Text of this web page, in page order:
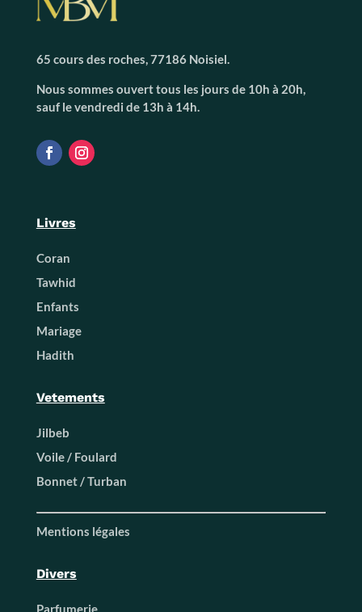
65 cours des roches, 77186 Noisiel.
Nous sommes ouvert tous les jours de 10h à 20h,
sauf le vendredi de 13h à 14h.
Livres
Coran
Tawhid
Enfants
Mariage
Hadith
Vetements
Jilbeb
Voile / Foulard
Bonnet / Turban
Mentions légales
Divers
Parfumerie